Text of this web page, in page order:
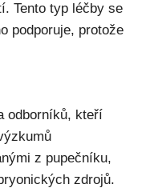
Tento typ léčby se
podporuje, protože
odborníků, kteří
z pupečníku,
zdrojů.